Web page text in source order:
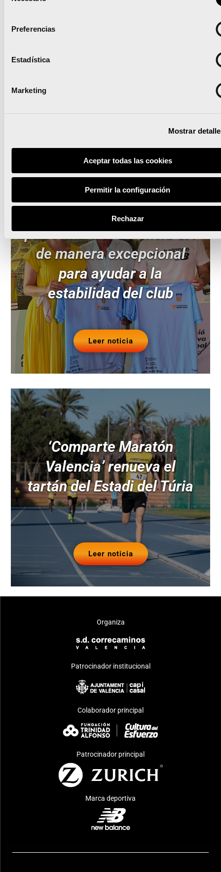
Preferencias
Estadística
Marketing
Mostrar
Aceptar todas las cookies
Permitir la configuración
Rechazar
y el Maratón Valencia
El Maratón Valencia
patrocinará al Valencia CA
de manera excepcional
para ayudar a la
estabilidad del club
Leer noticia
‘Comparte Maratón
Valencia’ renueva el
tartán del Estadi del Túria
Leer noticia
Organiza
Patrocinador institucional
Colaborador principal
Patrocinador principal
Marca deportiva